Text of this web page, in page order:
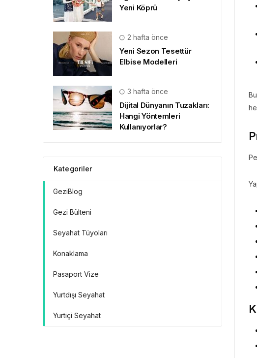
Yeni Köprü
2 hafta önce
Yeni Sezon Tesettür
Elbise Modelleri
3 hafta önce
Dijital Dünyanın Tuzakları:
Hangi Yöntemleri
Kullanıyorlar?
Kategoriler
GeziBlog
Gezi Bülteni
Seyahat Tüyoları
Konaklama
Pasaport Vize
Yurtdışı Seyahat
Yurtiçi Seyahat